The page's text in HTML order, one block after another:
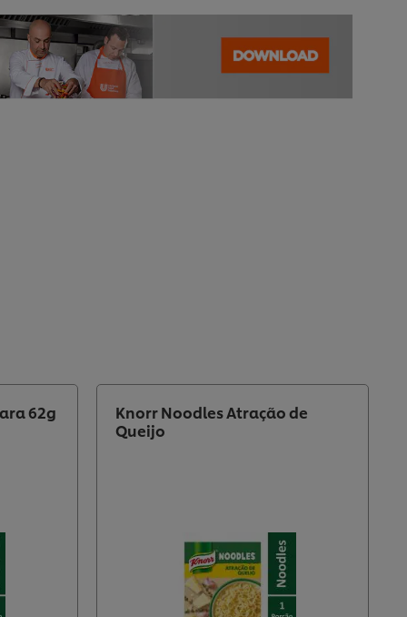
62g
Knorr Noodles Atração de
Queijo